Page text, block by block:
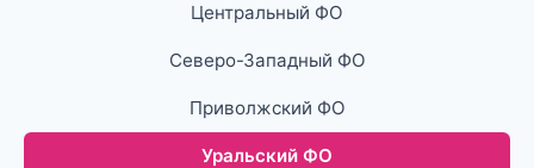
Центральный ФО
Северо-Западный ФО
Приволжский ФО
Уральский ФО